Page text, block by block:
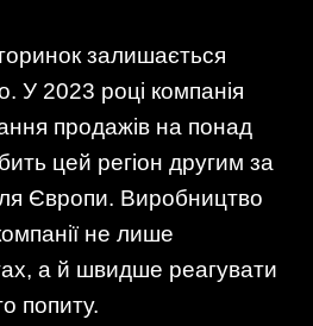
залишається
У 2023 році компанія
продажів на понад
цей регіон другим за
Європи. Виробництво
не лише
а й швидше реагувати
попиту.